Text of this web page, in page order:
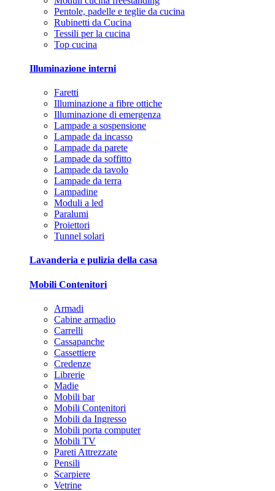
Pentole, padelle e teglie da cucina
Rubinetti da Cucina
Tessili per la cucina
Top cucina
Illuminazione interni
Faretti
Illuminazione a fibre ottiche
Illuminazione di emergenza
Lampade a sospensione
Lampade da incasso
Lampade da parete
Lampade da soffitto
Lampade da tavolo
Lampade da terra
Lampadine
Moduli a led
Paralumi
Proiettori
Tunnel solari
Lavanderia e pulizia della casa
Mobili Contenitori
Armadi
Cabine armadio
Carrelli
Cassapanche
Cassettiere
Credenze
Librerie
Madie
Mobili bar
Mobili Contenitori
Mobili da Ingresso
Mobili porta computer
Mobili TV
Pareti Attrezzate
Pensili
Scarpiere
Vetrine